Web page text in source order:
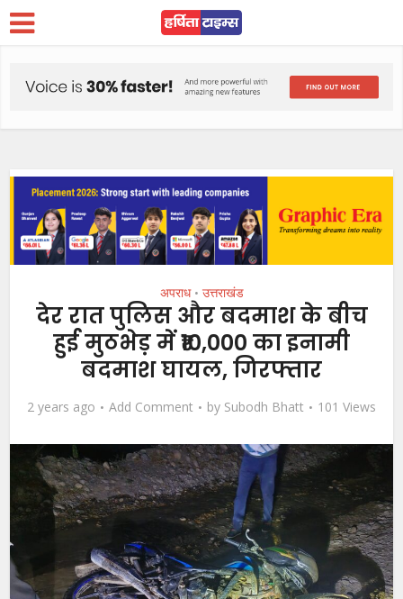
अपराध • उत्तराखंड
देर रात पुलिस और बदमाश के बीच
हुई मुठभेड़ में ₹10,000 का इनामी
बदमाश घायल, गिरफ्तार
2 years ago Add Comment by Subodh Bhatt 101 Views